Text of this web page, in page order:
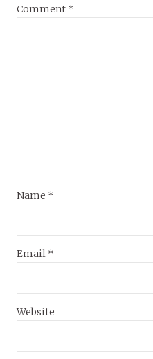
Comment *
Name *
Email *
Website